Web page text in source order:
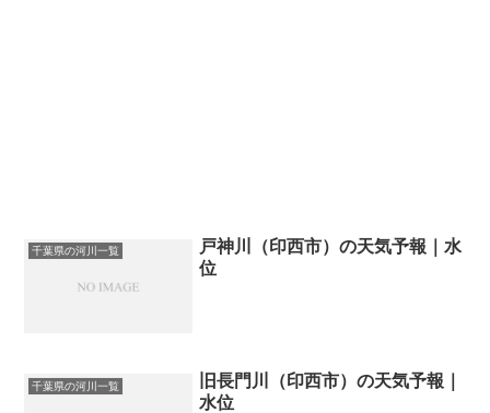
千葉県の河川一覧
戸神川（印西市）の天気予報｜水
位
千葉県の河川一覧
旧長門川（印西市）の天気予報｜
水位